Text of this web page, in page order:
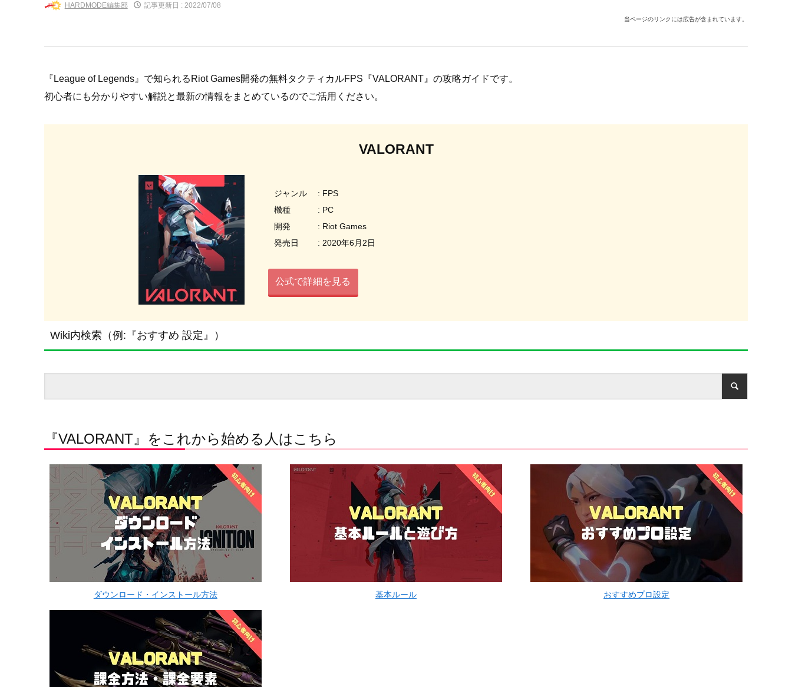
HARDMODE編集部 記事更新日 : 2022/07/08
当ページのリンクには広告が含まれています。
『League of Legends』で知られるRiot Games開発の無料タクティカルFPS『VALORANT』の攻略ガイドです。
初心者にも分かりやすい解説と最新の情報をまとめているのでご活用ください。
VALORANT
ジャンル : FPS
機種 : PC
開発 : Riot Games
発売日 : 2020年6月2日
公式で詳細を見る
Wiki内検索（例:『おすすめ 設定』）
『VALORANT』をこれから始める人はこちら
ダウンロード・インストール方法 基本ルール おすすめプロ設定